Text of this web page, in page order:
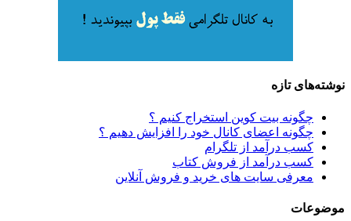
نوشته‌های تازه
چگونه بیت کوین استخراج کنیم ؟
چگونه اعضای کانال خود را افزایش دهیم ؟
کسب درآمد از تلگرام
کسب درآمد از فروش کتاب
معرفی سایت های خرید و فروش آنلاین
موضوعات